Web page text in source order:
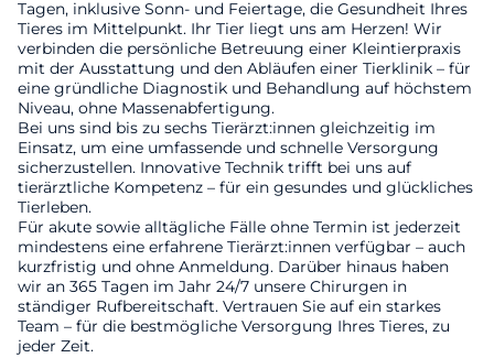
Tagen, inklusive Sonn- und Feiertage, die Gesundheit Ihres
Tieres im Mittelpunkt. Ihr Tier liegt uns am Herzen! Wir
verbinden die persönliche Betreuung einer Kleintierpraxis
mit der Ausstattung und den Abläufen einer Tierklinik – für
eine gründliche Diagnostik und Behandlung auf höchstem
Niveau, ohne Massenabfertigung.
Bei uns sind bis zu sechs Tierärzt:innen gleichzeitig im
Einsatz, um eine umfassende und schnelle Versorgung
sicherzustellen. Innovative Technik trifft bei uns auf
tierärztliche Kompetenz – für ein gesundes und glückliches
Tierleben.
Für akute sowie alltägliche Fälle ohne Termin ist jederzeit
mindestens eine erfahrene Tierärzt:innen verfügbar – auch
kurzfristig und ohne Anmeldung. Darüber hinaus haben
wir an 365 Tagen im Jahr 24/7 unsere Chirurgen in
ständiger Rufbereitschaft. Vertrauen Sie auf ein starkes
Team – für die bestmögliche Versorgung Ihres Tieres, zu
jeder Zeit.